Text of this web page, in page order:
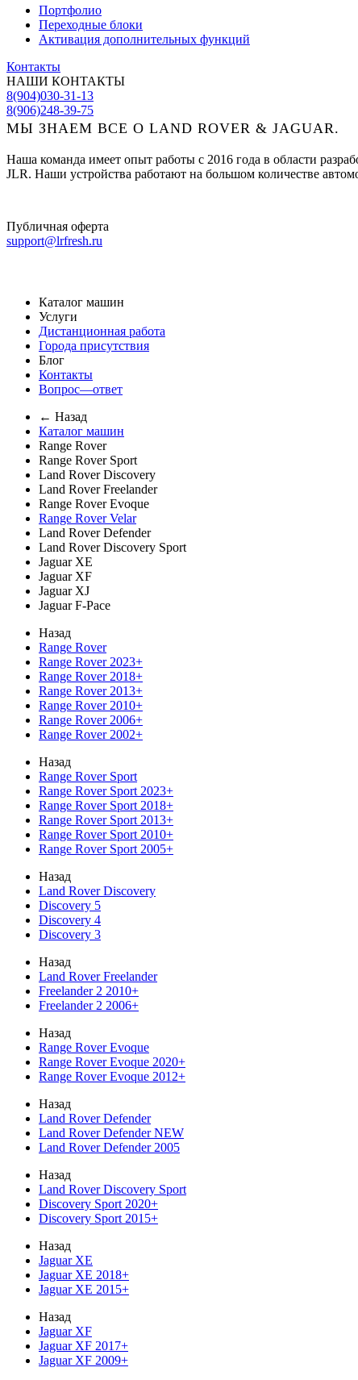
Портфолио
Переходные блоки
Активация дополнительных функций
Контакты
НАШИ КОНТАКТЫ
8(904)030-31-13
8(906)248-39-75
МЫ ЗНАЕМ ВСЕ О LAND ROVER & JAGUAR.
Наша команда имеет опыт работы с 2016 года в области
JLR. Наши устройства работают на большом количестве
Публичная оферта
support@lrfresh.ru
Каталог машин
Услуги
Дистанционная работа
Города присутствия
Блог
Контакты
Вопрос—ответ
← Назад
Каталог машин
Range Rover
Range Rover Sport
Land Rover Discovery
Land Rover Freelander
Range Rover Evoque
Range Rover Velar
Land Rover Defender
Land Rover Discovery Sport
Jaguar XE
Jaguar XF
Jaguar XJ
Jaguar F-Pace
Назад
Range Rover
Range Rover 2023+
Range Rover 2018+
Range Rover 2013+
Range Rover 2010+
Range Rover 2006+
Range Rover 2002+
Назад
Range Rover Sport
Range Rover Sport 2023+
Range Rover Sport 2018+
Range Rover Sport 2013+
Range Rover Sport 2010+
Range Rover Sport 2005+
Назад
Land Rover Discovery
Discovery 5
Discovery 4
Discovery 3
Назад
Land Rover Freelander
Freelander 2 2010+
Freelander 2 2006+
Назад
Range Rover Evoque
Range Rover Evoque 2020+
Range Rover Evoque 2012+
Назад
Land Rover Defender
Land Rover Defender NEW
Land Rover Defender 2005
Назад
Land Rover Discovery Sport
Discovery Sport 2020+
Discovery Sport 2015+
Назад
Jaguar XE
Jaguar XE 2018+
Jaguar XE 2015+
Назад
Jaguar XF
Jaguar XF 2017+
Jaguar XF 2009+